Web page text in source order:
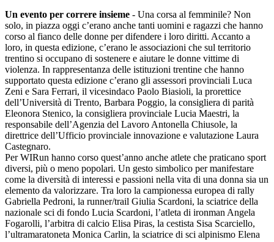
Un evento per correre insieme - Una corsa al femminile? Non
solo, in piazza oggi c’erano anche tanti uomini e ragazzi che hanno
corso al fianco delle donne per difendere i loro diritti. Accanto a
loro, in questa edizione, c’erano le associazioni che sul territorio
trentino si occupano di sostenere e aiutare le donne vittime di
violenza. In rappresentanza delle istituzioni trentine che hanno
supportato questa edizione c’erano gli assessori provinciali Luca
Zeni e Sara Ferrari, il vicesindaco Paolo Biasioli, la prorettice
dell’Università di Trento, Barbara Poggio, la consigliera di parità
Eleonora Stenico, la consigliera provinciale Lucia Maestri, la
responsabile dell’Agenzia del Lavoro Antonella Chiusole, la
direttrice dell’Ufficio provinciale innovazione e valutazione Laura
Castegnaro.
Per WIRun hanno corso quest’anno anche atlete che praticano sport
diversi, più o meno popolari. Un gesto simbolico per manifestare
come la diversità di interessi e passioni nella vita di una donna sia un
elemento da valorizzare. Tra loro la campionessa europea di rally
Gabriella Pedroni, la runner/trail Giulia Scardoni, la sciatrice della
nazionale sci di fondo Lucia Scardoni, l’atleta di ironman Angela
Fogarolli, l’arbitra di calcio Elisa Piras, la cestista Sisa Scarciello,
l’ultramaratoneta Monica Carlin, la sciatrice di sci alpinismo Elena